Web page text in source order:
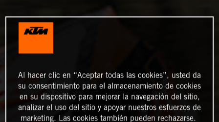
Al hacer clic en “Aceptar todas las cookies”, usted da
su consentimiento para el almacenamiento de cookies
en su dispositivo para mejorar la navegación del sitio,
analizar el uso del sitio y apoyar nuestros esfuerzos de
marketing. Las cookies también pueden rechazarse.